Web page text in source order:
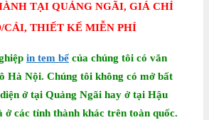
TẠI QUẢNG NGÃI, GIÁ CHỈ
CÁI, THIẾT KẾ MIỄN PHÍ
in tem bể của chúng tôi có văn
Hà Nội. Chúng tôi không có mở bất
ở tại Quảng Ngãi hay ở tại Hậu
ở các tỉnh thành khác trên toàn quốc.